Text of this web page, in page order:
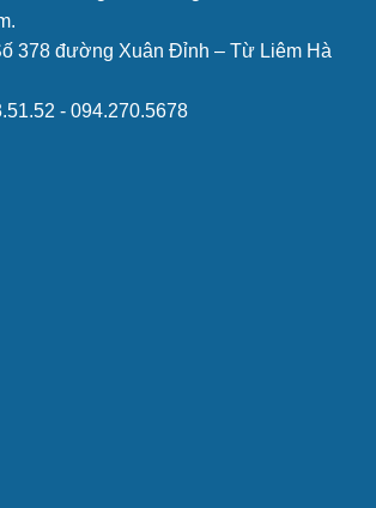
378 đường Xuân Đỉnh – Từ Liêm Hà
- 094.270.5678